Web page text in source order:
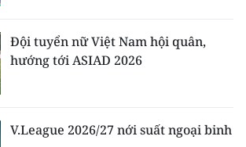
Đội tuyển nữ Việt Nam hội quân,
hướng tới ASIAD 2026
V.League 2026/27 nới suất ngoại binh